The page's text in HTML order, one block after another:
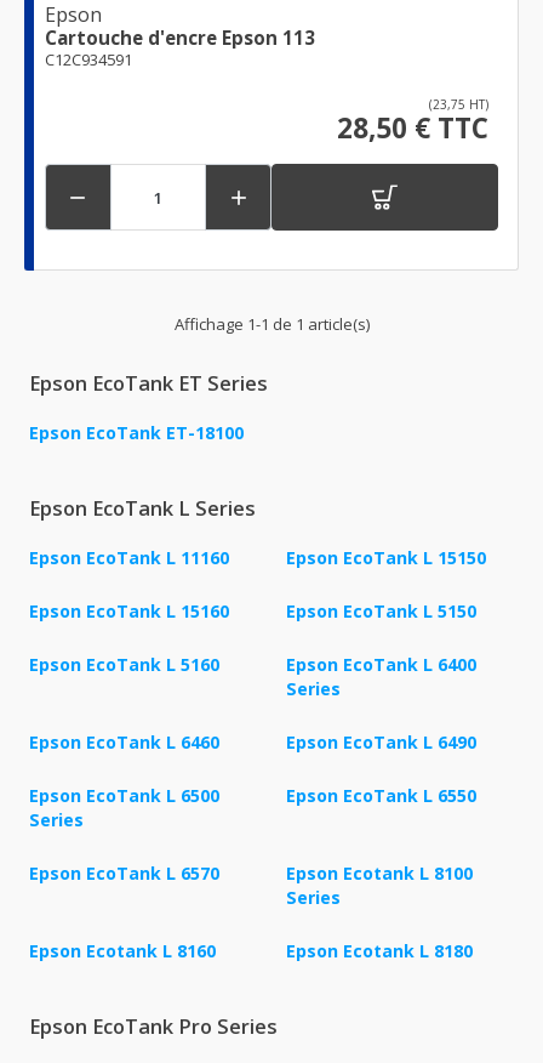
Epson
Cartouche d'encre Epson 113
C12C934591
(23,75 HT)
28,50 € TTC
 
Affichage 1-1 de 1 article(s)
Epson EcoTank ET Series
Epson EcoTank ET-18100
Epson EcoTank L Series
Epson EcoTank L 11160 Epson EcoTank L 15150
Epson EcoTank L 15160 Epson EcoTank L 5150
Epson EcoTank L 5160
Epson EcoTank L 6400
Series
Epson EcoTank L 6460 Epson EcoTank L 6490
Epson EcoTank L 6500
Series
Epson EcoTank L 6550
Epson EcoTank L 6570
Epson Ecotank L 8100
Series
Epson Ecotank L 8160 Epson Ecotank L 8180
Epson EcoTank Pro Series